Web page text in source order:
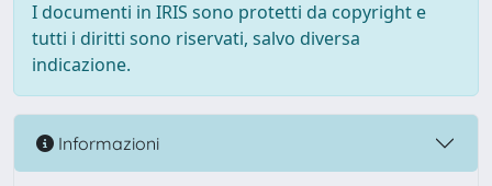
I documenti in IRIS sono protetti da copyright e
tutti i diritti sono riservati, salvo diversa
indicazione.
Informazioni